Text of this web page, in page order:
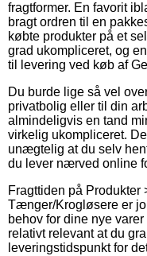
fragtformer. En favorit
bragt ordren til en
købte produkter på et
grad ukompliceret, og
til levering ved køb af
Du burde lige så vel
privatbolig eller til din
almindeligvis en tand
virkelig ukompliceret.
unægtelig at du selv
du lever nærved online
Fragttiden på Produkter
Tænger/Krogløsere er
behov for dine nye
relativt relevant at du
leveringstidspunkt for